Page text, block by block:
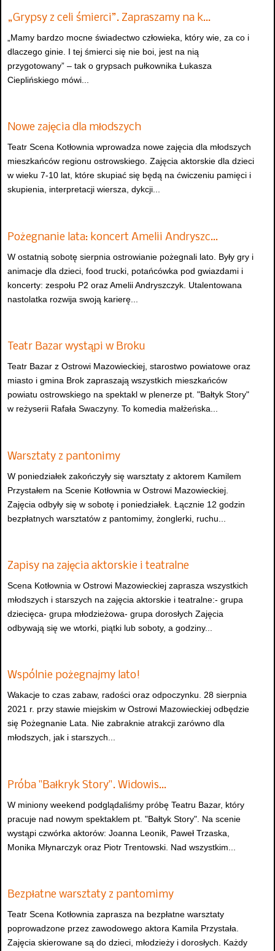
„Grypsy z celi śmierci”. Zapraszamy na k…
„Mamy bardzo mocne świadectwo człowieka, który wie, za co i
dlaczego ginie. I tej śmierci się nie boi, jest na nią
przygotowany” – tak o grypsach pułkownika Łukasza
Cieplińskiego mówi...
Nowe zajęcia dla młodszych
Teatr Scena Kotłownia wprowadza nowe zajęcia dla młodszych
mieszkańców regionu ostrowskiego. Zajęcia aktorskie dla dzieci
w wieku 7-10 lat, które skupiać się będą na ćwiczeniu pamięci i
skupienia, interpretacji wiersza, dykcji...
Pożegnanie lata: koncert Amelii Andryszc…
W ostatnią sobotę sierpnia ostrowianie pożegnali lato. Były gry i
animacje dla dzieci, food trucki, potańcówka pod gwiazdami i
koncerty: zespołu P2 oraz Amelii Andryszczyk. Utalentowana
nastolatka rozwija swoją karierę...
Teatr Bazar wystąpi w Broku
Teatr Bazar z Ostrowi Mazowieckiej, starostwo powiatowe oraz
miasto i gmina Brok zapraszają wszystkich mieszkańców
powiatu ostrowskiego na spektakl w plenerze pt. "Bałtyk Story"
w reżyserii Rafała Swaczyny. To komedia małżeńska...
Warsztaty z pantonimy
W poniedziałek zakończyły się warsztaty z aktorem Kamilem
Przystałem na Scenie Kotłownia w Ostrowi Mazowieckiej.
Zajęcia odbyły się w sobotę i poniedziałek. Łącznie 12 godzin
bezpłatnych warsztatów z pantomimy, żonglerki, ruchu...
Zapisy na zajęcia aktorskie i teatralne
Scena Kotłownia w Ostrowi Mazowieckiej zaprasza wszystkich
młodszych i starszych na zajęcia aktorskie i teatralne:- grupa
dziecięca- grupa młodzieżowa- grupa dorosłych Zajęcia
odbywają się we wtorki, piątki lub soboty, a godziny...
Wspólnie pożegnajmy lato!
Wakacje to czas zabaw, radości oraz odpoczynku. 28 sierpnia
2021 r. przy stawie miejskim w Ostrowi Mazowieckiej odbędzie
się Pożegnanie Lata. Nie zabraknie atrakcji zarówno dla
młodszych, jak i starszych...
Próba "Bałkryk Story". Widowis…
W miniony weekend podglądaliśmy próbę Teatru Bazar, który
pracuje nad nowym spektaklem pt. "Bałtyk Story". Na scenie
wystąpi czwórka aktorów: Joanna Leonik, Paweł Trzaska,
Monika Młynarczyk oraz Piotr Trentowski. Nad wszystkim...
Bezpłatne warsztaty z pantomimy
Teatr Scena Kotłownia zaprasza na bezpłatne warsztaty
poprowadzone przez zawodowego aktora Kamila Przystała.
Zajęcia skierowane są do dzieci, młodzieży i dorosłych. Każdy